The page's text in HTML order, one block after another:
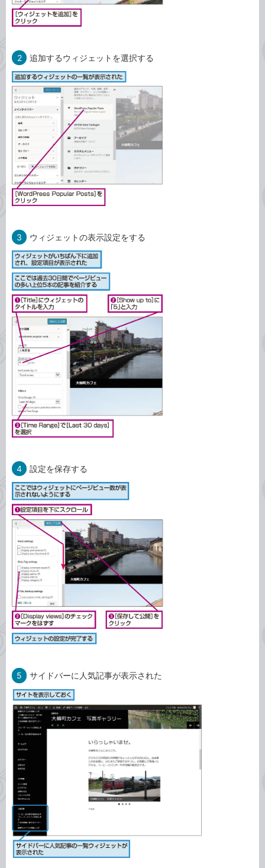
2 追加するウィジェットを選択する
3 ウィジェットの表示設定をする
4 設定を保存する
5 サイドバーに人気記事が表示された